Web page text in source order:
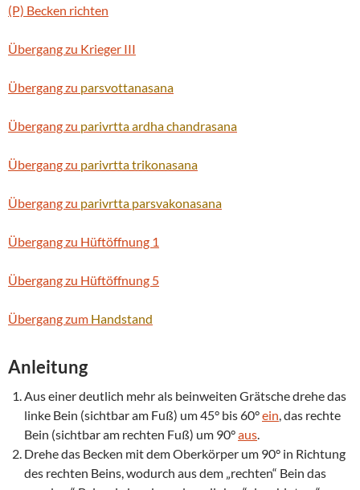
(P) Becken richten
Übergang zu Krieger III
Übergang zu parsvottanasana
Übergang zu parivrttaardha chandrasana
Übergang zu parivrttatrikonasana
Übergang zu parivrtta parsvakonasana
Übergang zu Hüftöffnung 1
Übergang zu Hüftöffnung 5
Übergang zum Handstand
Anleitung
Aus einer deutlich mehr als beinweiten Grätsche drehe das
linke Bein (sichtbar am Fuß) um 45° bis 60°ein, das rechte
Bein (sichtbar am rechten Fuß) um 90°aus.
Drehe das Becken mit dem Oberkörper um 90° in Richtung
des rechten Beins, wodurch aus dem „rechten“ Bein das